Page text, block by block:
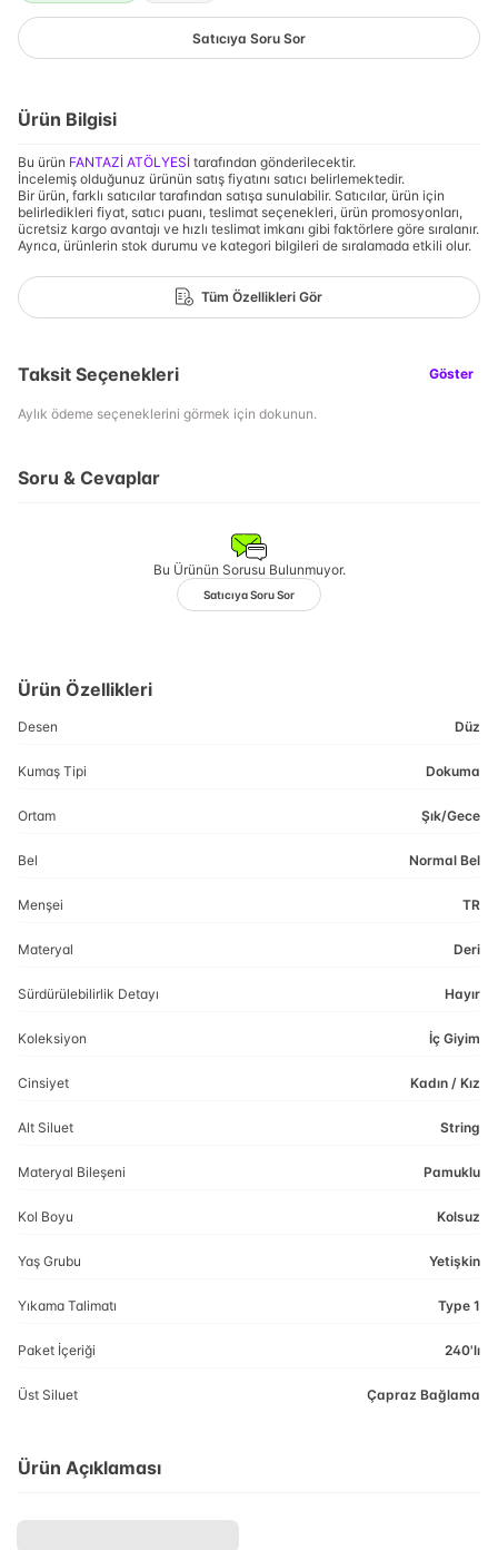
Satıcıya Soru Sor
Ürün Bilgisi
Bu ürün FANTAZİ ATÖLYESİ tarafından gönderilecektir.
İncelemiş olduğunuz ürünün satış fiyatını satıcı belirlemektedir.
Bir ürün, farklı satıcılar tarafından satışa sunulabilir. Satıcılar, ürün için
belirledikleri fiyat, satıcı puanı, teslimat seçenekleri, ürün promosyonları,
ücretsiz kargo avantajı ve hızlı teslimat imkanı gibi faktörlere göre sıralanır.
Ayrıca, ürünlerin stok durumu ve kategori bilgileri de sıralamada etkili olur.
Tüm Özellikleri Gör
Taksit Seçenekleri Göster
Aylık ödeme seçeneklerini görmek için dokunun.
Soru & Cevaplar
Bu Ürünün Sorusu Bulunmuyor.
Satıcıya Soru Sor
Ürün Özellikleri
Desen Düz
Kumaş Tipi Dokuma
Ortam Şık/Gece
Bel Normal Bel
Menşei TR
Materyal Deri
Sürdürülebilirlik Detayı Hayır
Koleksiyon İç Giyim
Cinsiyet Kadın / Kız
Alt Siluet String
Materyal Bileşeni Pamuklu
Kol Boyu Kolsuz
Yaş Grubu Yetişkin
Yıkama Talimatı Type 1
Paket İçeriği 240'lı
Üst Siluet Çapraz Bağlama
Ürün Açıklaması